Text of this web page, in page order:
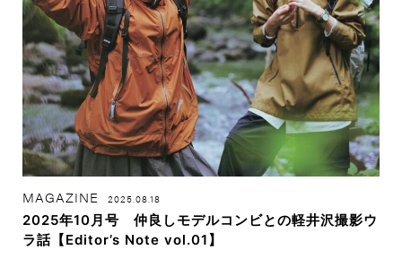
MAGAZINE 2025.08.18
2025年10月号 仲良しモデルコンビとの軽井沢撮影ウ
ラ話【Editor’s Note vol.01】